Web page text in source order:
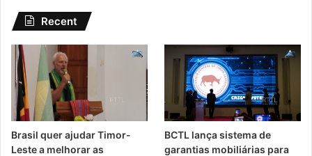
Recent
Brasil quer ajudar Timor-
Leste a melhorar as
BCTL lança sistema de
garantias mobiliárias para